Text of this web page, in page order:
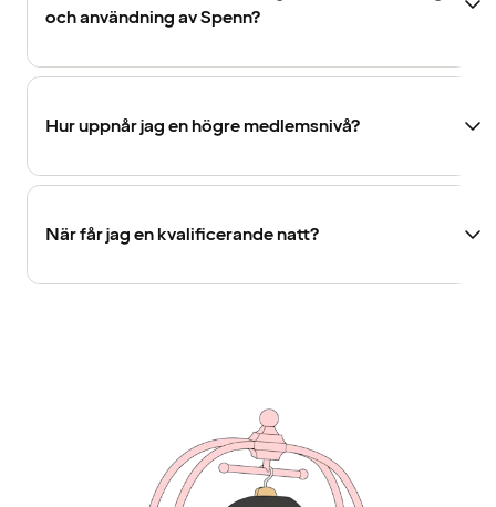
och användning av Spenn?
Hur uppnår jag en högre medlemsnivå?
När får jag en kvalificerande natt?